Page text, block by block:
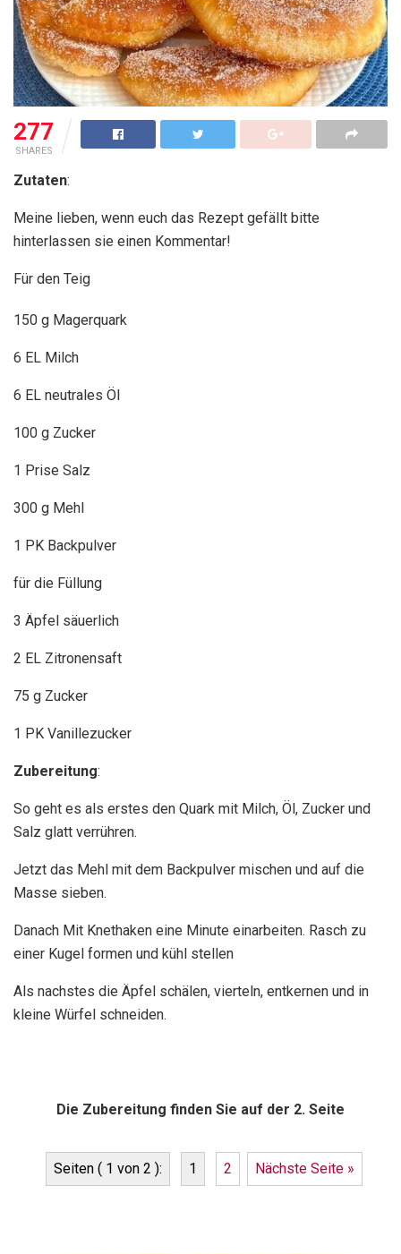
277
SHARES
Zutaten:
Meine lieben, wenn euch das Rezept gefällt bitte
hinterlassen sie einen Kommentar!
Für den Teig
150 g Magerquark
6 EL Milch
6 EL neutrales Öl
100 g Zucker
1 Prise Salz
300 g Mehl
1 PK Backpulver
für die Füllung
3 Äpfel säuerlich
2 EL Zitronensaft
75 g Zucker
1 PK Vanillezucker
Zubereitung:
So geht es als erstes den Quark mit Milch, Öl, Zucker und
Salz glatt verrühren.
Jetzt das Mehl mit dem Backpulver mischen und auf die
Masse sieben.
Danach Mit Knethaken eine Minute einarbeiten. Rasch zu
einer Kugel formen und kühl stellen
Als nachstes die Äpfel schälen, vierteln, entkernen und in
kleine Würfel schneiden.
Die Zubereitung finden Sie auf der 2. Seite
Seiten ( 1 von 2 ): 1 2 Nächste Seite »